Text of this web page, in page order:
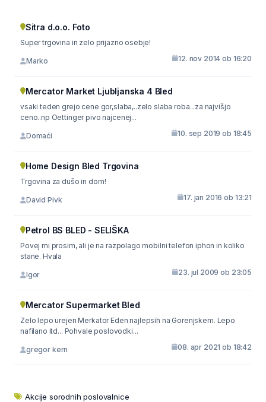
Sitra d.o.o. Foto
Super trgovina in zelo prijazno osebje!
Marko 12. nov 2014 ob 16:20
Mercator Market Ljubljanska 4 Bled
vsaki teden grejo cene gor,slaba,..zelo slaba roba...za najvišjo
ceno..np Oettinger pivo najcenej...
Domaći 10. sep 2019 ob 18:45
Home Design Bled Trgovina
Trgovina za dušo in dom!
David Pivk 17. jan 2016 ob 13:21
Petrol BS BLED - SELIŠKA
Povej mi prosim, ali je na razpolago mobilni telefon iphon in koliko
stane. Hvala
Igor 23. jul 2009 ob 23:05
Mercator Supermarket Bled
Zelo lepo urejen Merkator Eden najlepsih na Gorenjskem. Lepo
nafilano itd... Pohvale poslovodki...
gregor kern 08. apr 2021 ob 18:42
Akcije sorodnih poslovalnice